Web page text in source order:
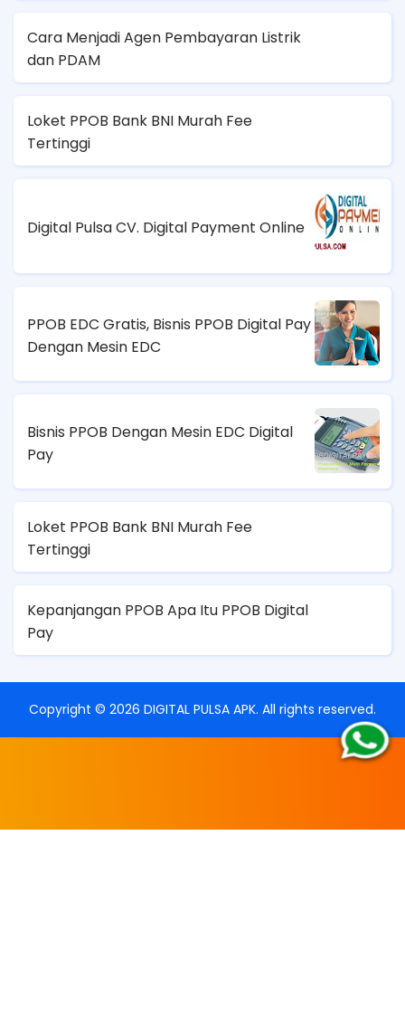
Cara Menjadi Agen Pembayaran Listrik
dan PDAM
Loket PPOB Bank BNI Murah Fee
Tertinggi
Digital Pulsa CV. Digital Payment Online
PPOB EDC Gratis, Bisnis PPOB Digital Pay
Dengan Mesin EDC
Bisnis PPOB Dengan Mesin EDC Digital
Pay
Loket PPOB Bank BNI Murah Fee
Tertinggi
Kepanjangan PPOB Apa Itu PPOB Digital
Pay
Copyright © 2026 DIGITAL PULSA APK. All rights reserved.